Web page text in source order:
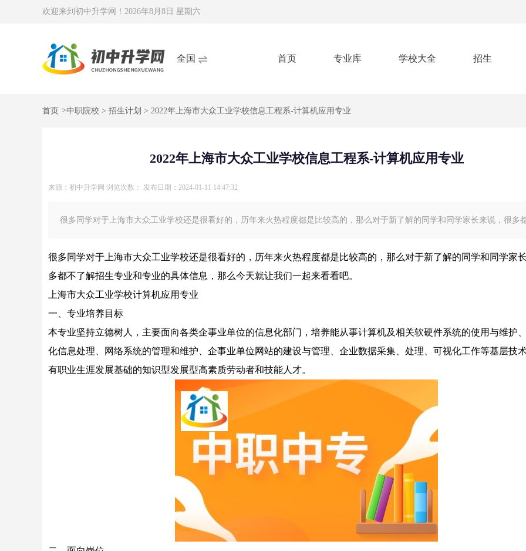
欢迎来到初中升学网！ 2026年8月8日 星期六
全国 首页 专业库 学校大全 招生
首页 >中职院校 > 招生计划 > 2022年上海市大众工业学校信息工程系-计算机应用专业
2022年上海市大众工业学校信息工程系-计算机应用专业
来源：初中升学网 浏览次数： 发布日期：2024-01-11 14:47:32
很多同学对于上海市大众工业学校还是很看好的，历年来火热程度都是比较高的，那么对于新了解的同学和同学家长来说，很多
很多同学对于上海市大众工业学校还是很看好的，历年来火热程度都是比较高的，那么对于新了解的同学和同学家
多都不了解招生专业和专业的具体信息，那么今天就让我们一起来看看吧。
上海市大众工业学校计算机应用专业
一、专业培养目标
本专业坚持立德树人，主要面向各类企事业单位的信息化部门，培养能从事计算机及相关软硬件系统的使用与维护
化信息处理、网络系统的管理和维护、企事业单位网站的建设与管理、企业数据采集、处理、可视化工作等基层技
有职业生涯发展基础的知识型发展型高素质劳动者和技能人才。